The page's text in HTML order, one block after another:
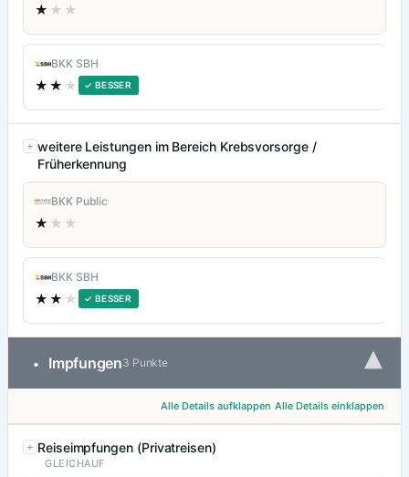
★ ★★
BKK SBH
★★ ★ ✓ BESSER
weitere Leistungen im Bereich Krebsvorsorge /
Früherkennung
BKK Public
★ ★★
BKK SBH
★★ ★ ✓ BESSER
• Impfungen3 Punkte ▾
Alle Details aufklappen Alle Details einklappen
Reiseimpfungen (Privatreisen)
GLEICHAUF